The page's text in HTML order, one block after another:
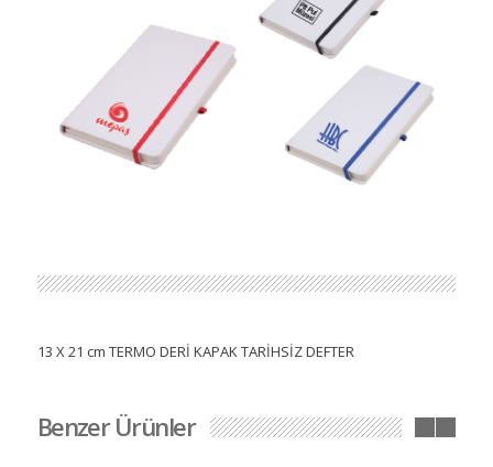
13 X 21 cm TERMO DERİ KAPAK TARİHSİZ DEFTER
Benzer Ürünler